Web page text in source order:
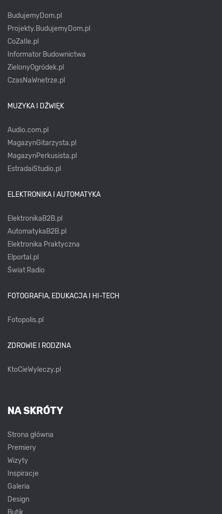
BudujemyDom.pl
Projekty.BudujemyDom.pl
CoZaIle.pl
Informator Budownictwa
ZielonyOgródek.pl
CzasNaWnetrze.pl
MUZYKA I DŹWIĘK
Audio.com.pl
MagazynGitarzysta.pl
MagazynPerkusista.pl
EstradaiStudio.pl
ELEKTRONIKA I AUTOMATYKA
ElektronikaB2B.pl
AutomatykaB2B.pl
Elektronika Praktyczna
Elportal.pl
Świat Radio
FOTOGRAFIA, EDUKACJA I HI-TECH
Fotopolis.pl
ZDROWIE I RODZINA
KtoCieWyleczy.pl
NA SKRÓTY
Strona główna
Premiery
Wizyty
Inspiracje
Galeria
Design